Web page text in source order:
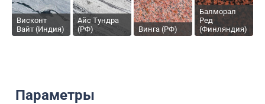
Висконт
Вайт (Индия)
Айс Тундра
(РФ)
Винга (РФ)
Балморал
Ред
(Финляндия)
Параметры